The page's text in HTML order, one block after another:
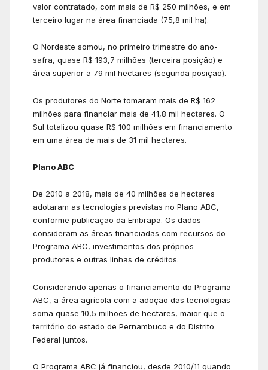
valor contratado, com mais de R$ 250 milhões, e em
terceiro lugar na área financiada (75,8 mil ha).
O Nordeste somou, no primeiro trimestre do ano-
safra, quase R$ 193,7 milhões (terceira posição) e
área superior a 79 mil hectares (segunda posição).
Os produtores do Norte tomaram mais de R$ 162
milhões para financiar mais de 41,8 mil hectares. O
Sul totalizou quase R$ 100 milhões em financiamento
em uma área de mais de 31 mil hectares.
Plano ABC
De 2010 a 2018, mais de 40 milhões de hectares
adotaram as tecnologias previstas no Plano ABC,
conforme publicação da Embrapa. Os dados
consideram as áreas financiadas com recursos do
Programa ABC, investimentos dos próprios
produtores e outras linhas de créditos.
Considerando apenas o financiamento do Programa
ABC, a área agrícola com a adoção das tecnologias
soma quase 10,5 milhões de hectares, maior que o
território do estado de Pernambuco e do Distrito
Federal juntos.
O Programa ABC já financiou, desde 2010/11 quando